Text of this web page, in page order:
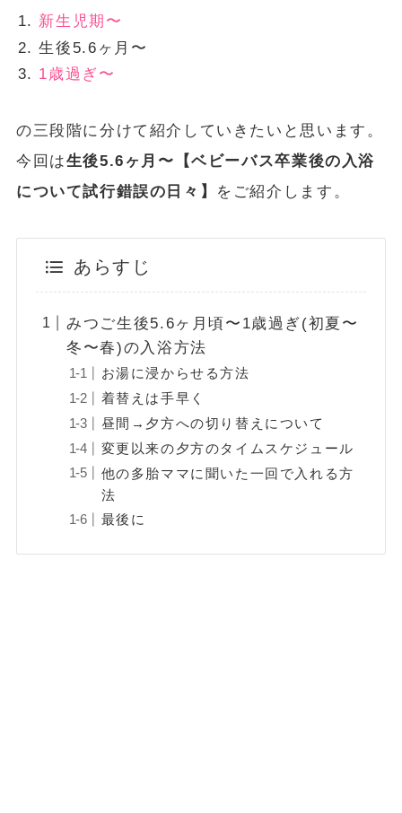
新生児期〜
生後5.6ヶ月〜
1歳過ぎ〜
の三段階に分けて紹介していきたいと思います。
今回は生後5.6ヶ月〜【ベビーバス卒業後の入浴
について試行錯誤の日々】 をご紹介します。
あらすじ
みつご生後5.6ヶ月頃〜1歳過ぎ(初夏〜
冬〜春)の入浴方法
お湯に浸からせる方法
着替えは手早く
昼間→夕方への切り替えについて
変更以来の夕方のタイムスケジュール
他の多胎ママに聞いた一回で入れる方
法
最後に